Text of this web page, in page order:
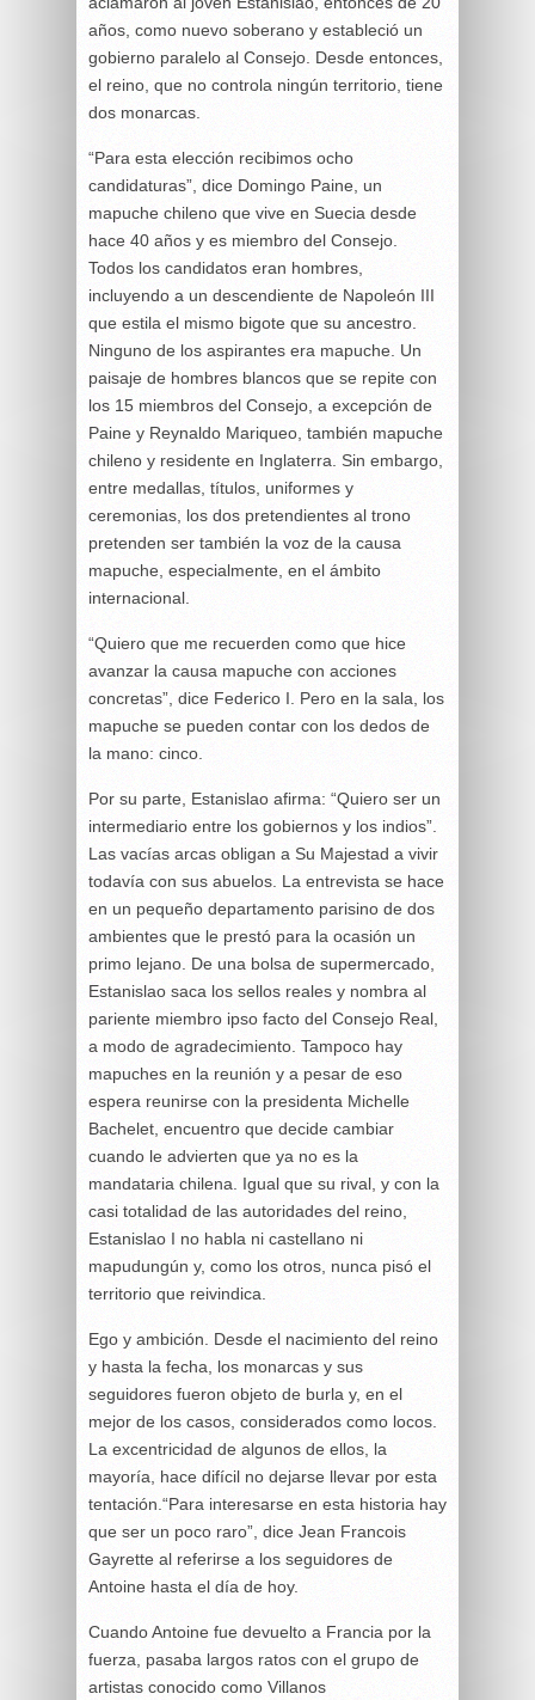
años, como nuevo soberano y estableció un
gobierno paralelo al Consejo. Desde entonces,
el reino, que no controla ningún territorio, tiene
dos monarcas.
“Para esta elección recibimos ocho
candidaturas”, dice Domingo Paine, un
mapuche chileno que vive en Suecia desde
hace 40 años y es miembro del Consejo.
Todos los candidatos eran hombres,
incluyendo a un descendiente de Napoleón III
que estila el mismo bigote que su ancestro.
Ninguno de los aspirantes era mapuche. Un
paisaje de hombres blancos que se repite con
los 15 miembros del Consejo, a excepción de
Paine y Reynaldo Mariqueo, también mapuche
chileno y residente en Inglaterra. Sin embargo,
entre medallas, títulos, uniformes y
ceremonias, los dos pretendientes al trono
pretenden ser también la voz de la causa
mapuche, especialmente, en el ámbito
internacional.
“Quiero que me recuerden como que hice
avanzar la causa mapuche con acciones
concretas”, dice Federico I. Pero en la sala, los
mapuche se pueden contar con los dedos de
la mano: cinco.
Por su parte, Estanislao afirma: “Quiero ser un
intermediario entre los gobiernos y los indios”.
Las vacías arcas obligan a Su Majestad a vivir
todavía con sus abuelos. La entrevista se hace
en un pequeño departamento parisino de dos
ambientes que le prestó para la ocasión un
primo lejano. De una bolsa de supermercado,
Estanislao saca los sellos reales y nombra al
pariente miembro ipso facto del Consejo Real,
a modo de agradecimiento. Tampoco hay
mapuches en la reunión y a pesar de eso
espera reunirse con la presidenta Michelle
Bachelet, encuentro que decide cambiar
cuando le advierten que ya no es la
mandataria chilena. Igual que su rival, y con la
casi totalidad de las autoridades del reino,
Estanislao I no habla ni castellano ni
mapudungún y, como los otros, nunca pisó el
territorio que reivindica.
Ego y ambición. Desde el nacimiento del reino
y hasta la fecha, los monarcas y sus
seguidores fueron objeto de burla y, en el
mejor de los casos, considerados como locos.
La excentricidad de algunos de ellos, la
mayoría, hace difícil no dejarse llevar por esta
tentación.“Para interesarse en esta historia hay
que ser un poco raro”, dice Jean Francois
Gayrette al referirse a los seguidores de
Antoine hasta el día de hoy.
Cuando Antoine fue devuelto a Francia por la
fuerza, pasaba largos ratos con el grupo de
artistas conocido como Villanos